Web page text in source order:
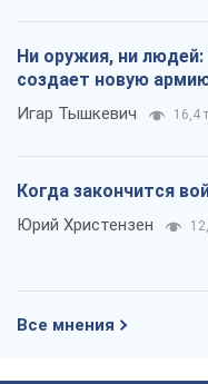
Ни оружия, ни
создает новую
Игар Тышкевич 16,4
Когда закончится
Юрий Христензен
Все мнения